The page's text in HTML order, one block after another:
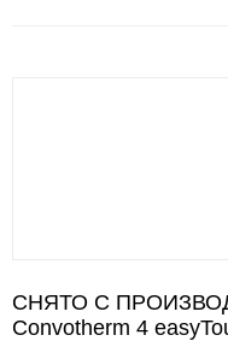
СНЯТО С
Convotherm 4